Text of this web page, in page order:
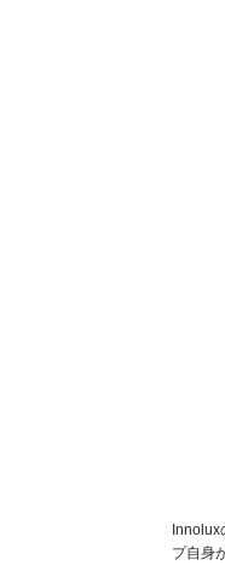
Innolux
プ自身